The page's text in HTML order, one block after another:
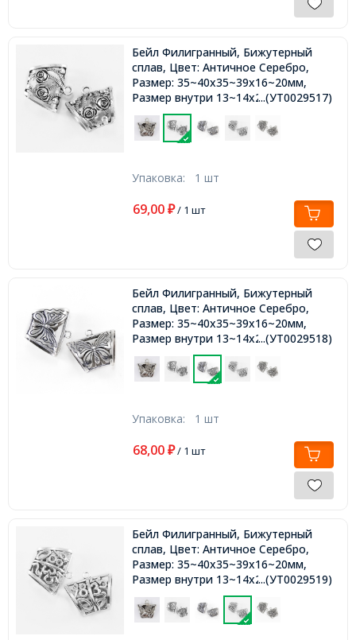
Бейл Филигранный, Бижутерный
сплав, Цвет: Античное Серебро,
Размер: 35~40x35~39x16~20мм,
Размер внутри 13~14x25~26мм,
Отв-тие 4~5мм,
...(УТ0029517)
Упаковка: 1 шт
69,00 ₽/ 1 шт
Бейл Филигранный, Бижутерный
сплав, Цвет: Античное Серебро,
Размер: 35~40x35~39x16~20мм,
Размер внутри 13~14x25~26мм,
Отв-тие 4~5мм,
...(УТ0029518)
Упаковка: 1 шт
68,00 ₽/ 1 шт
Бейл Филигранный, Бижутерный
сплав, Цвет: Античное Серебро,
Размер: 35~40x35~39x16~20мм,
Размер внутри 13~14x25~26мм,
Отв-тие 4~5мм,
...(УТ0029519)